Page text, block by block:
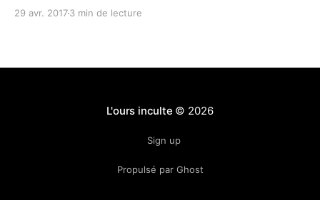
29 avr. 20173 min de lecture
L'ours inculte © 2026
Sign up
Propulsé par Ghost